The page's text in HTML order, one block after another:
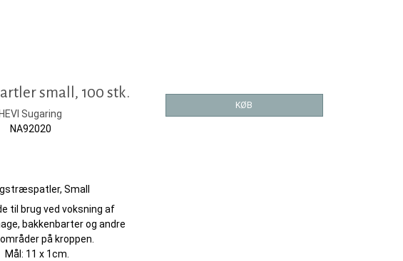
small, 100 stk.
HEVI Sugaring
NA92020
Small
til brug ved voksning af
bakkenbarter og andre
på kroppen.
Mål: 11 x 1cm.
KØB